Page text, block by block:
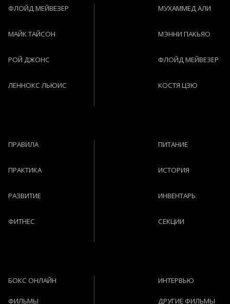
ФЛОЙД МЕЙВЕЗЕР
МАЙК ТАЙСОН
РОЙ ДЖОНС
ЛЕННОКС ЛЬЮИС
МУХАММЕД АЛИ
МЭННИ ПАКЬЯО
ФЛОЙД МЕЙВЕЗЕР
КОСТЯ ЦЗЮ
ПРАВИЛА
ПРАКТИКА
РАЗВИТИЕ
ФИТНЕС
ПИТАНИЕ
ИСТОРИЯ
ИНВЕНТАРЬ
СЕКЦИИ
БОКС ОНЛАЙН
ФИЛЬМЫ
ИНТЕРВЬЮ
ДРУГИЕ ФИЛЬМЫ